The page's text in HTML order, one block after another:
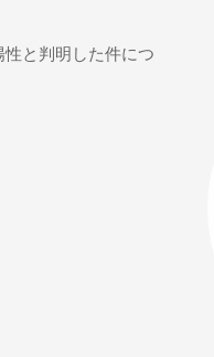
と判明した件につ